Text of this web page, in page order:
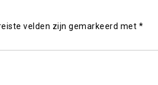
velden zijn gemarkeerd met *